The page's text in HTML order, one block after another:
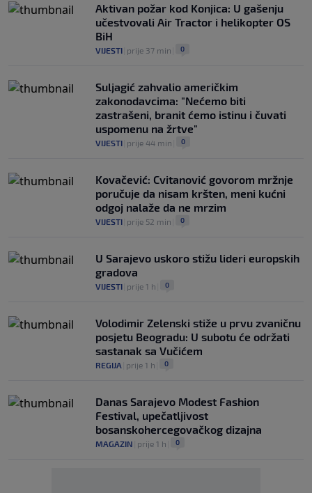
Aktivan požar kod Konjica: U gašenju
učestvovali Air Tractor i helikopter OS
BiH
VIJESTI prije 37 min 0
Suljagić zahvalio američkim
zakonodavcima: "Nećemo biti
zastrašeni, branit ćemo istinu i čuvati
uspomenu na žrtve"
VIJESTI prije 44 min 0
Kovačević: Cvitanović govorom mržnje
poručuje da nisam kršten, meni kućni
odgoj nalaže da ne mrzim
VIJESTI prije 52 min 0
U Sarajevo uskoro stižu lideri europskih
gradova
VIJESTI prije 1 h 0
Volodimir Zelenski stiže u prvu zvaničnu
posjetu Beogradu: U subotu će održati
sastanak sa Vučićem
REGIJA prije 1 h 0
Danas Sarajevo Modest Fashion
Festival, upečatljivost
bosanskohercegovačkog dizajna
MAGAZIN prije 1 h 0